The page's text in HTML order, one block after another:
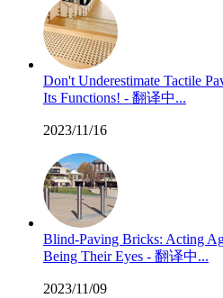
Don't Underestimate Tactile
Its Functions! - 翻译中...
2023/11/16
Blind-Paving Bricks: Acting
Being Their Eyes - 翻译中...
2023/11/09